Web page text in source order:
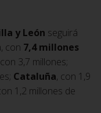
y León seguirá
con 7,4 millones
3,7 millones;
Cataluña, con 1,9
1,2 millones de